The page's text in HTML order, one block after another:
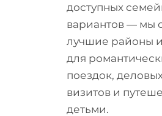
доступных
вариантов — мы
лучшие районы
для
поездок,
визитов и
детьми.